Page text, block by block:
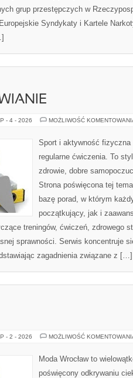
grup przestępczych w
Syndykaty i Kartele
- 4 - 2026 MOŻLIWOŚĆ
Sport i aktywność
regularne ćwiczenia. To
zdrowie, dobre
Strona poświęcona tej
bazę porad, w którym
początkujący, jak i
treningów, ćwiczeń, zdrowego
sprawności. Serwis koncentruje
zagadnienia związane z […]
- 2 - 2026 MOŻLIWOŚĆ
Moda Wrocław to
poświęcony odkrywaniu